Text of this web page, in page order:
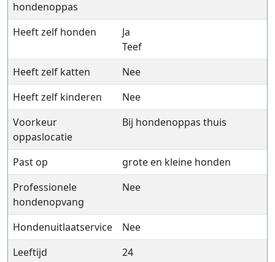
hondenoppas
Heeft zelf honden
Ja
Teef
Heeft zelf katten
Nee
Heeft zelf kinderen
Nee
Voorkeur
oppaslocatie
Bij hondenoppas thuis
Past op
grote en kleine honden
Professionele
hondenopvang
Nee
Hondenuitlaatservice
Nee
Leeftijd
24